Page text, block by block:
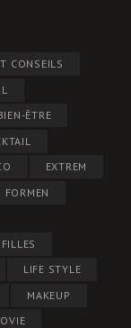
CONSEILS
ÊTRE
EXTREM
FORMEN
LIFE STYLE
MAKEUP